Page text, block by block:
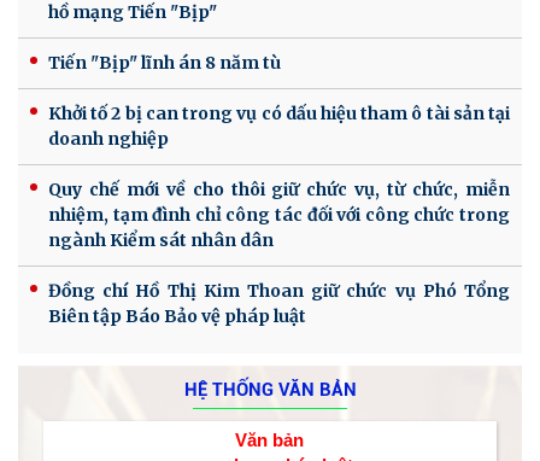
hồ mạng Tiến "Bịp"
Tiến "Bịp" lĩnh án 8 năm tù
Khởi tố 2 bị can trong vụ có dấu hiệu tham ô tài sản tại
doanh nghiệp
Quy chế mới về cho thôi giữ chức vụ, từ chức, miễn
nhiệm, tạm đình chỉ công tác đối với công chức trong
ngành Kiểm sát nhân dân
Đồng chí Hồ Thị Kim Thoan giữ chức vụ Phó Tổng
Biên tập Báo Bảo vệ pháp luật
HỆ THỐNG VĂN BẢN
Văn bản